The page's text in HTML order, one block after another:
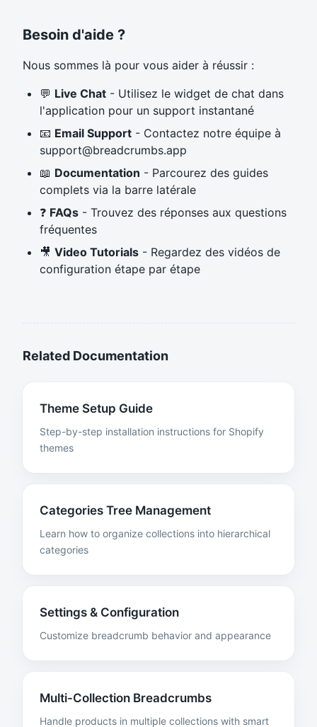
Besoin d'aide ?
Nous sommes là pour vous aider à réussir :
💬 Live Chat - Utilisez le widget de chat dans
l'application pour un support instantané
📧 Email Support - Contactez notre équipe à
support@breadcrumbs.app
📖 Documentation - Parcourez des guides
complets via la barre latérale
❓ FAQs - Trouvez des réponses aux questions
fréquentes
🎥 Video Tutorials - Regardez des vidéos de
configuration étape par étape
Related Documentation
Theme Setup Guide
Step-by-step installation instructions for Shopify
themes
Categories Tree Management
Learn how to organize collections into hierarchical
categories
Settings & Configuration
Customize breadcrumb behavior and appearance
Multi-Collection Breadcrumbs
Handle products in multiple collections with smart